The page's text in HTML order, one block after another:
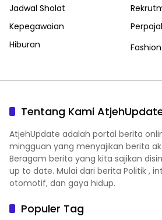
Jadwal Sholat
Kepegawaian
Hiburan
Tentang Kami
AtjehUpdate adalah portal berita
mingguan yang menyajikan berita
Beragam berita yang kita sajikan
up to date. Mulai dari berita Politik ,
otomotif, dan gaya hidup.
Populer Tag